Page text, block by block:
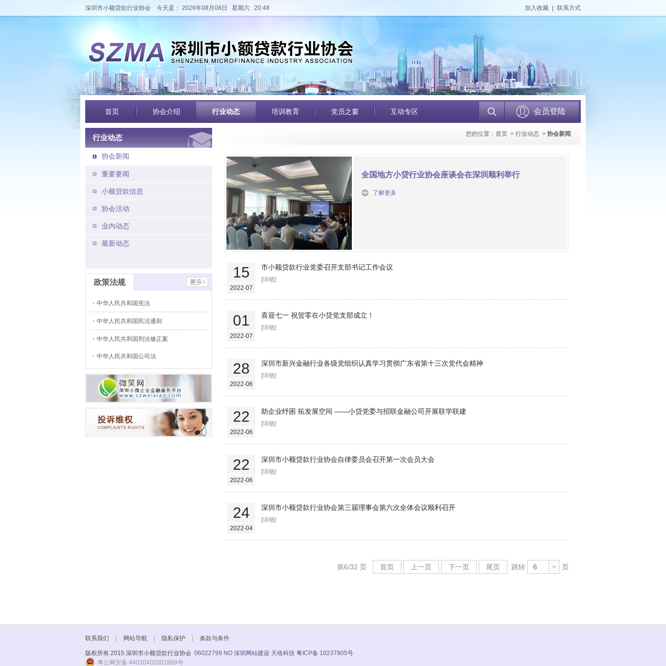
深圳市小额贷款行业协会 今天是： 2026年08月08日 星期六 20:48 加入收藏 联系方式
首页 协会介绍 行业动态 培训教育 党员之窗 互动专区 会员登陆
行业动态
协会新闻
重要要闻
小额贷款信息
协会活动
业内动态
最新动态
政策法规
中华人民共和国宪法
中华人民共和国民法通则
中华人民共和国刑法修正案
中华人民共和国公司法
您的位置： 首页 > 行业动态 > 协会新闻
全国地方小贷行业协会座谈会在深圳顺利举行
了解更多
15
2022-07
市小额贷款行业党委召开支部书记工作会议
[详细]
01
2022-07
喜迎七一 祝贺零在小贷党支部成立！
[详细]
28
2022-06
深圳市新兴金融行业各级党组织认真学习贯彻广东省第十三次党代会精神
[详细]
22
2022-06
助企业纾困 拓发展空间 ——小贷党委与招联金融公司开展联学联建
[详细]
22
2022-06
深圳市小额贷款行业协会自律委员会召开第一次会员大会
[详细]
24
2022-04
深圳市小额贷款行业协会第三届理事会第六次全体会议顺利召开
[详细]
第6/32 页 首页 上一页 下一页 尾页 跳转 6 页
联系我们 网站导航 隐私保护 条款与条件
版权所有 2015 深圳市小额贷款行业协会 06022799 NO 深圳网站建设 天络科技 粤ICP备 10237905号
粤公网安备 44030402001869号